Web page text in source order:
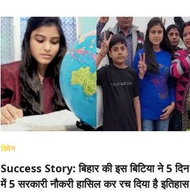
विमेन
Success Story: बिहार की इस बिटिया ने 5 दिन
में 5 सरकारी नौकरी हासिल कर रच दिया है इतिहास